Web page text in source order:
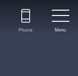
Phone Menu